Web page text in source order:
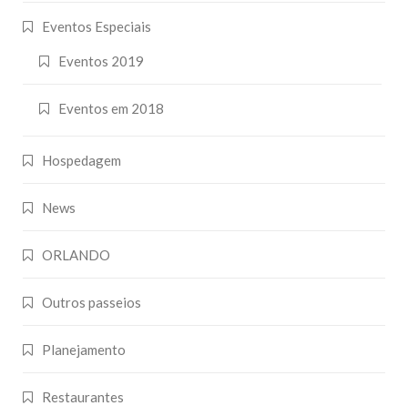
Eventos Especiais
Eventos 2019
Eventos em 2018
Hospedagem
News
ORLANDO
Outros passeios
Planejamento
Restaurantes